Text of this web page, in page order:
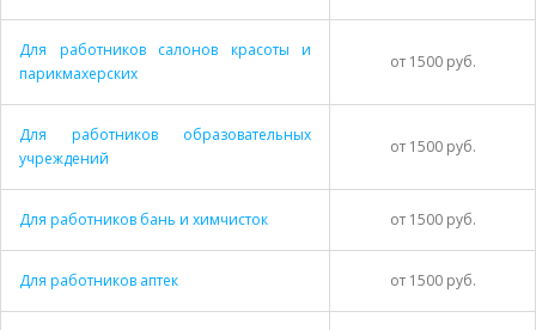
Для работников салонов красоты и
парикмахерских
от 1500 руб.
Для работников образовательных
учреждений
от 1500 руб.
Для работников бань и химчисток от 1500 руб.
Для работников аптек от 1500 руб.